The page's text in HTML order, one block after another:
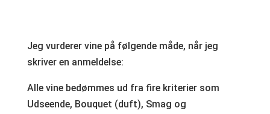
Jeg vurderer vine på følgende måde, når jeg
skriver en anmeldelse:
Alle vine bedømmes ud fra fire kriterier som
Udseende, Bouquet (duft), Smag og